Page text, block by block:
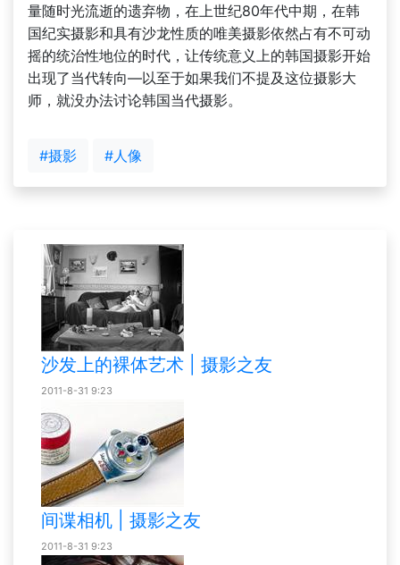
量随时光流逝的遗弃物，在上世纪80年代中期，在韩
国纪实摄影和具有沙龙性质的唯美摄影依然占有不可动
摇的统治性地位的时代，让传统意义上的韩国摄影开始
出现了当代转向—以至于如果我们不提及这位摄影大
师，就没办法讨论韩国当代摄影。
#摄影 #人像
沙发上的裸体艺术 | 摄影之友
2011-8-31 9:23
间谍相机 | 摄影之友
2011-8-31 9:23